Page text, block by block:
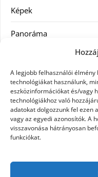
A legjobb felhasználói
technológiákat használunk,
eszközinformációkat és/vagy
technológiákhoz való
adatokat dolgozzunk fel ezen
vagy az egyedi azonosítók. A
visszavonása hátrányosan
funkciókat.
Képek
Panoráma
Szolgáltatás
Vásárlás
Webáruházak